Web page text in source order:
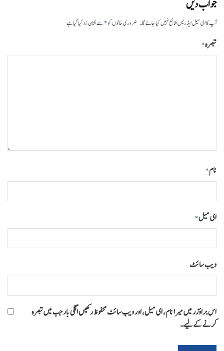
جواب دیں
آپ کا ای میل ایڈریس شائع نہیں کیا جائے گا۔ ضروری خانوں کو*سے نشان زد کیا گیا ہے
تبصرہ*
نام*
ای میل*
ویب‌ سائٹ
اس براؤزر میں میرا نام، ای میل، اور ویب سائٹ محفوظ رکھیں اگلی بار جب میں تبصرہ
کرنے کےلیے۔